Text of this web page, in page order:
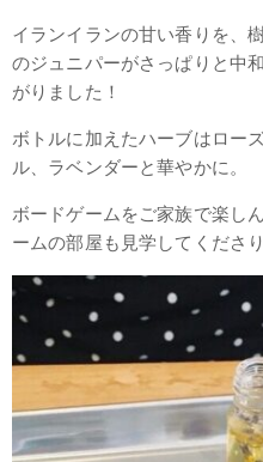
イランイランの甘い香りを、
のジュニパーがさっぱりと中
がりました！
ボトルに加えたハーブはロー
ル、ラベンダーと華やかに。
ボードゲームをご家族で楽し
ームの部屋も見学してくださ